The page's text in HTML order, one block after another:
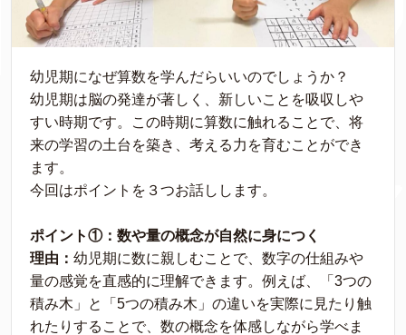
幼児期になぜ算数を学んだらいいのでしょうか？
幼児期は脳の発達が著しく、新しいことを吸収しや
すい時期です。この時期に算数に触れることで、将
来の学習の土台を築き、考える力を育むことができ
ます。
今回はポイントを３つお話しします。
ポイント①：数や量の概念が自然に身につく
理由： 幼児期に数に親しむことで、数字の仕組みや
量の感覚を直感的に理解できます。例えば、「3つの
積み木」と「5つの積み木」の違いを実際に見たり触
れたりすることで、数の概念を体感しながら学べま